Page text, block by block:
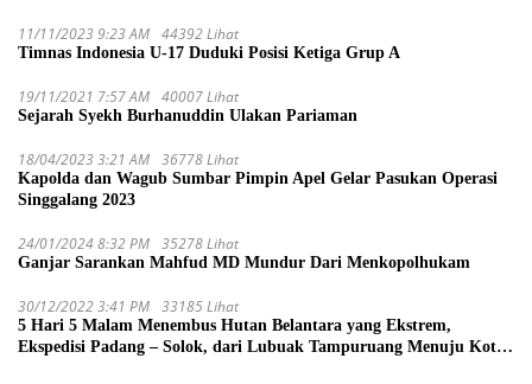
11/11/2023 9:23 AM 44392 Lihat
Timnas Indonesia U-17 Duduki Posisi Ketiga Grup A
19/11/2021 7:57 AM 40007 Lihat
Sejarah Syekh Burhanuddin Ulakan Pariaman
18/04/2023 3:21 AM 36778 Lihat
Kapolda dan Wagub Sumbar Pimpin Apel Gelar Pasukan Operasi
Singgalang 2023
24/01/2024 8:32 PM 35278 Lihat
Ganjar Sarankan Mahfud MD Mundur Dari Menkopolhukam
30/12/2022 3:41 PM 33185 Lihat
5 Hari 5 Malam Menembus Hutan Belantara yang Ekstrem,
Ekspedisi Padang – Solok, dari Lubuak Tampuruang Menuju Koto